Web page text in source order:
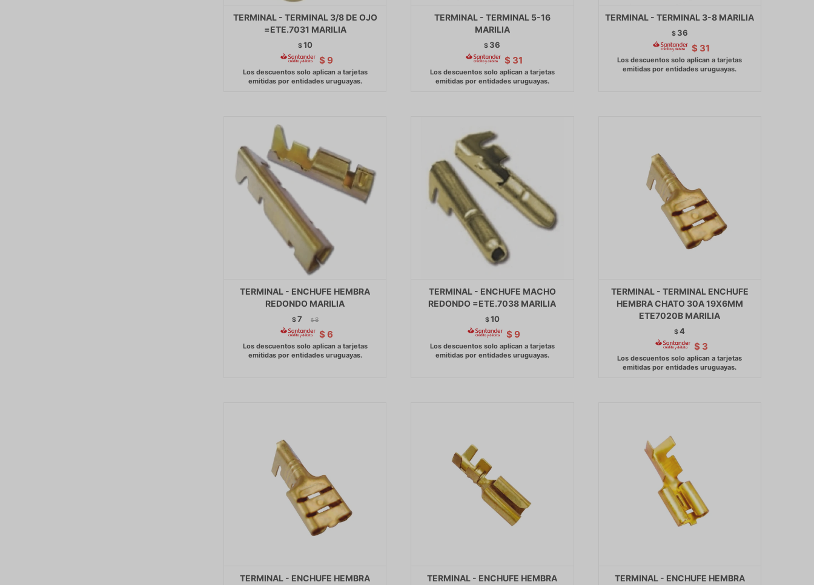
TERMINAL - TERMINAL 3/8 DE OJO
=ETE.7031 MARILIA
$10
$ 9
TERMINAL - TERMINAL 5-16
MARILIA
$ 36
$ 31
TERMINAL - TERMINAL 3-8 MARILIA
$ 36
$ 31
TERMINAL - ENCHUFE HEMBRA
REDONDO MARILIA
$7 $ 8
$ 6
TERMINAL - ENCHUFE MACHO
REDONDO =ETE.7038 MARILIA
$10
$ 9
TERMINAL - TERMINAL ENCHUFE
HEMBRA CHATO 30A 19X6MM
ETE7020B MARILIA
$4
$ 3
TERMINAL - ENCHUFE HEMBRA
TERMINAL - ENCHUFE HEMBRA
TERMINAL - ENCHUFE HEMBRA